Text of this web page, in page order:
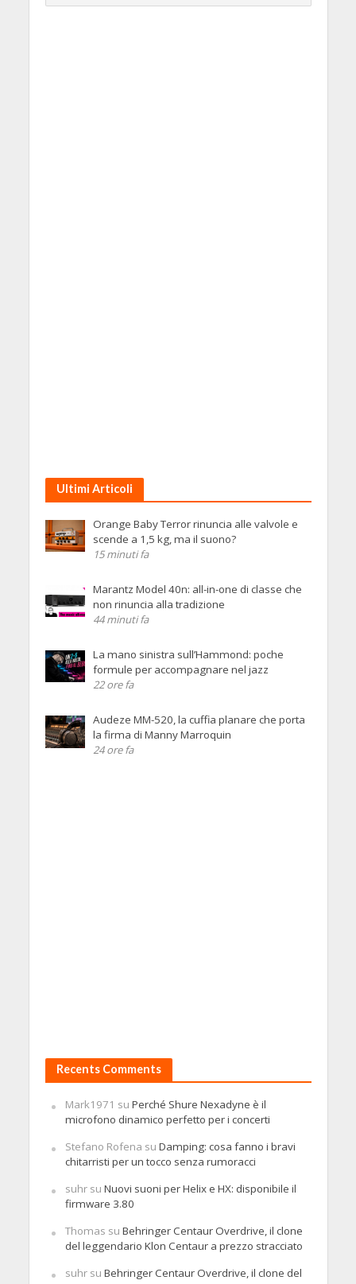
Ultimi Articoli
Orange Baby Terror rinuncia alle valvole e
scende a 1,5 kg, ma il suono?
15 minuti fa
Marantz Model 40n: all-in-one di classe che
non rinuncia alla tradizione
44 minuti fa
La mano sinistra sull’Hammond: poche
formule per accompagnare nel jazz
22 ore fa
Audeze MM-520, la cuffia planare che porta
la firma di Manny Marroquin
24 ore fa
Recents Comments
Mark1971 su Perché Shure Nexadyne è il
microfono dinamico perfetto per i concerti
Stefano Rofena su Damping: cosa fanno i bravi
chitarristi per un tocco senza rumoracci
suhrsu Nuovi suoni per Helix e HX: disponibile il
firmware 3.80
Thomas su Behringer Centaur Overdrive, il clone
del leggendario Klon Centaur a prezzo stracciato
suhrsu Behringer Centaur Overdrive, il clone del